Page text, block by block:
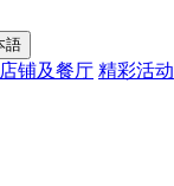
語
铺及餐厅 精彩活动